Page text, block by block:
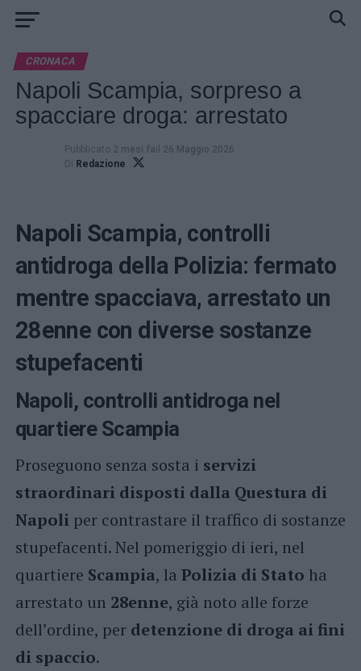
CRONACA
Napoli Scampia, sorpreso a
spacciare droga: arrestato
Pubblicato 2 mesi fail 26 Maggio 2026
Di Redazione
Napoli Scampia, controlli
antidroga della Polizia: fermato
mentre spacciava, arrestato un
28enne con diverse sostanze
stupefacenti
Napoli, controlli antidroga nel
quartiere Scampia
Proseguono senza sosta i servizi
straordinari disposti dalla Questura di
Napoli per contrastare il traffico di sostanze
stupefacenti. Nel pomeriggio di ieri, nel
quartiere Scampia, la Polizia di Stato ha
arrestato un 28enne, già noto alle forze
dell’ordine, per detenzione di droga ai fini
di spaccio.